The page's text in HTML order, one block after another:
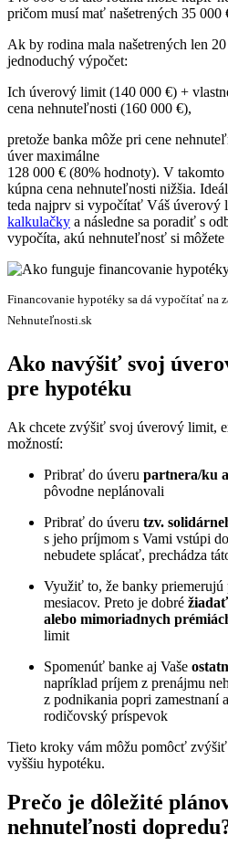
pričom musí mať našetrených 35 000
Ak by rodina mala našetrených len
jednoduchý výpočet:
Ich úverový limit (140 000 €) +
cena nehnuteľnosti (160 000 €),
pretože banka môže pri cene
úver maximálne
128 000 € (80% hodnoty). V
kúpna cena nehnuteľnosti nižšia.
teda najprv si vypočítať Váš úverový
kalkulačky a následne sa poradiť s
vypočíta, akú nehnuteľnosť si
Financovanie hypotéky sa dá vypočítať na
Nehnuteľnosti.sk
Ako navýšiť svoj
pre hypotéku
Ak chcete zvýšiť svoj úverový limit,
možností:
Pribrať do úveru partnera/ku
pôvodne neplánovali
Pribrať do úveru tzv.
s jeho príjmom s Vami vstúpi
nebudete splácať, prechádza
Využiť to, že banky priemerujú
mesiacov. Preto je dobré
alebo mimoriadnych
limit
Spomenúť banke aj Vaše
napríklad príjem z prenájmu
z podnikania popri zamestnaní
rodičovský príspevok
Tieto kroky vám môžu pomôcť
vyššiu hypotéku.
Prečo je dôležité
nehnuteľnosti